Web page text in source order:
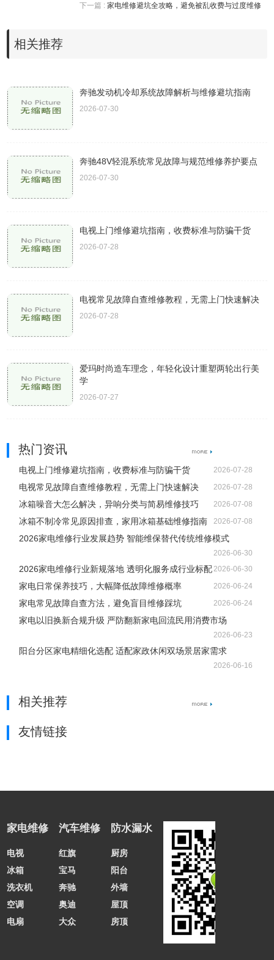
下一篇 : 家电维修避坑全攻略，避免被乱收费与过度维修
相关推荐
奔驰发动机冷却系统故障解析与维修避坑指南
2026-07-30
奔驰48V轻混系统常见故障与规范维修养护要点
2026-07-30
电视上门维修避坑指南，收费标准与防骗干货
2026-07-28
电视常见故障自查维修教程，无需上门快速解决
2026-07-28
爱玛时尚造车理念，年轻化设计重塑两轮出行美
学
2026-07-27
热门资讯
电视上门维修避坑指南，收费标准与防骗干货 2026-07-28
电视常见故障自查维修教程，无需上门快速解决 2026-07-28
冰箱噪音大怎么解决，异响分类与简易维修技巧 2026-07-08
冰箱不制冷常见原因排查，家用冰箱基础维修指南 2026-07-08
2026家电维修行业发展趋势 智能维保替代传统维修模式
2026-06-30
2026家电维修行业新规落地 透明化服务成行业标配2026-06-30
家电日常保养技巧，大幅降低故障维修概率 2026-06-24
家电常见故障自查方法，避免盲目维修踩坑 2026-06-24
家电以旧换新合规升级 严防翻新家电回流民用消费市场
2026-06-23
阳台分区家电精细化选配 适配家政休闲双场景居家需求
2026-06-16
相关推荐
友情链接
家电维修
电视
冰箱
洗衣机
空调
电扇
汽车维修
红旗
宝马
奔驰
奥迪
大众
防水漏水
厨房
阳台
外墙
屋顶
房顶